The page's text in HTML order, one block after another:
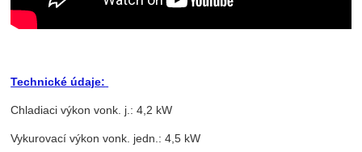
Technické údaje:
Chladiaci výkon vonk. j.: 4,2 kW
Vykurovací výkon vonk. jedn.: 4,5 kW